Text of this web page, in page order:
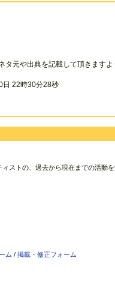
タ元や出典を記載して頂きます
日 22時30分28秒
ストの、過去から現在までの活動を
ム / 掲載・修正フォーム